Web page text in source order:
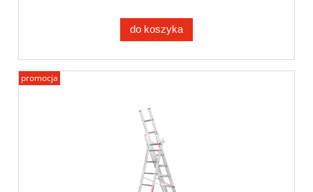
do koszyka
promocja